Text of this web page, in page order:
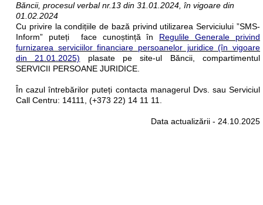
Băncii, procesul verbal nr.13 din 31.01.2024, în vigoare din
01.02.2024
Cu privire la condițiile de bază privind utilizarea Serviciului ”SMS-
Inform” puteți face cunoștință în
Regulile Generale privind
furnizarea serviciilor financiare persoanelor juridice (în vigoare
din 21.01.2025)
plasate pe site-ul Băncii, compartimentul
SERVICII PERSOANE JURIDICE.
În cazul întrebărilor puteți contacta managerul Dvs. sau Serviciul
Call Centru: 14111, (+373 22) 14 11 11.
Data actualizării - 24.10.2025